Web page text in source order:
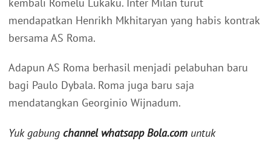
kembali Romelu Lukaku. Inter Milan turut
mendapatkan Henrikh Mkhitaryan yang habis kontrak
bersama AS Roma.
Adapun AS Roma berhasil menjadi pelabuhan baru
bagi Paulo Dybala. Roma juga baru saja
mendatangkan Georginio Wijnadum.
Yuk gabung channel whatsapp Bola.com untuk